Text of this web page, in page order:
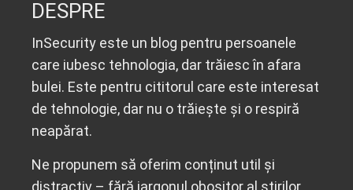
DESPRE
InSecurity este un blog pentru persoanele
care iubesc tehnologia, dar trăiesc în afara
bulei. Este pentru cititorul care este interesat
de tehnologie, dar nu o trăiește și o respiră
neapărat.
Ne propunem să oferim conținut util și
distractiv – fără jargonul obositor al știrilor